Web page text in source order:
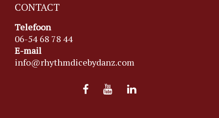
CONTACT
Telefoon
06-54 68 78 44
E-mail
info@rhythmdicebydanz.com